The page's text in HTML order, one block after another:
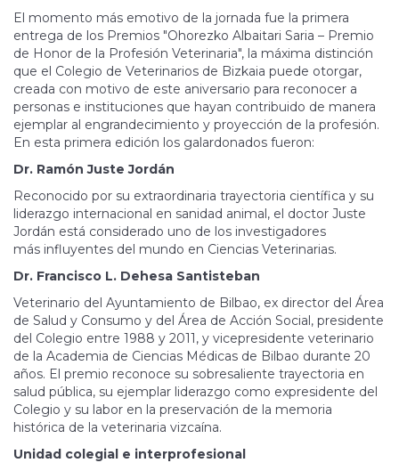
El momento más emotivo de la jornada fue la primera
entrega de los Premios "Ohorezko Albaitari Saria – Premio
de Honor de la Profesión Veterinaria", la máxima distinción
que el Colegio de Veterinarios de Bizkaia puede otorgar,
creada con motivo de este aniversario para reconocer a
personas e instituciones que hayan contribuido de manera
ejemplar al engrandecimiento y proyección de la profesión.
En esta primera edición los galardonados fueron:
Dr. Ramón Juste Jordán
Reconocido por su extraordinaria trayectoria científica y su
liderazgo internacional en sanidad animal, el doctor Juste
Jordán está considerado uno de los investigadores
más influyentes del mundo en Ciencias Veterinarias.
Dr. Francisco L. Dehesa Santisteban
Veterinario del Ayuntamiento de Bilbao, ex director del Área
de Salud y Consumo y del Área de Acción Social, presidente
del Colegio entre 1988 y 2011, y vicepresidente veterinario
de la Academia de Ciencias Médicas de Bilbao durante 20
años. El premio reconoce su sobresaliente trayectoria en
salud pública, su ejemplar liderazgo como expresidente del
Colegio y su labor en la preservación de la memoria
histórica de la veterinaria vizcaína.
Unidad colegial e interprofesional